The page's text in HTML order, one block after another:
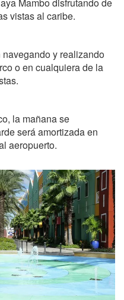
Mambo disfrutando de
vistas al caribe.
y realizando
o en cualquiera de la
la mañana se
será amortizada en
aeropuerto.